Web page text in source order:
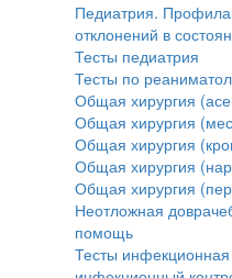
Педиатрия.
отклонений в
Тесты педиатрия
Тесты по
Общая хирургия
Общая хирургия
Общая хирургия
Общая хирургия
Общая хирургия
Неотложная
помощь
Тесты инфекционная